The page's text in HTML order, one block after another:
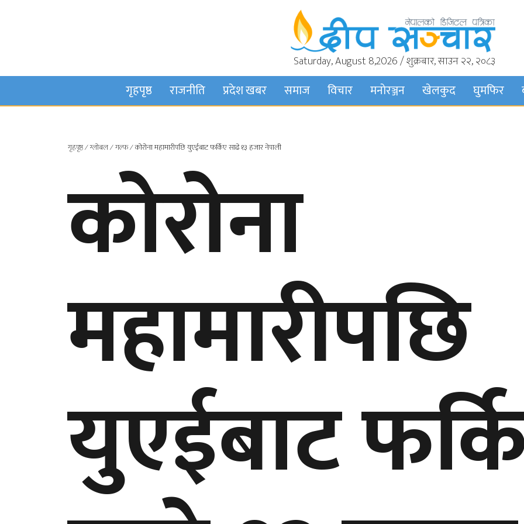
Saturday, August 8,2026 / शुक्रबार, साउन २२, २०८३
गृहपृष्ठ राजनीति प्रदेश खबर समाज विचार मनाेरञ्जन खेलकुद घुमफिर
गृहपृष्ठ∕ग्लोबल∕गल्फ∕कोरोना महामारीपछि युएईबाट फर्किए साढे १३ हजार नेपाली
कोरोना
महामारीपछि
युएईबाट